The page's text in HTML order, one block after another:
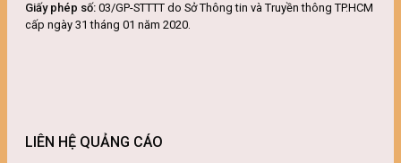
Giấy phép số: 03/GP-STTTT do Sở Thông tin và Truyền thông TP.HCM
cấp ngày 31 tháng 01 năm 2020.
LIÊN HỆ QUẢNG CÁO